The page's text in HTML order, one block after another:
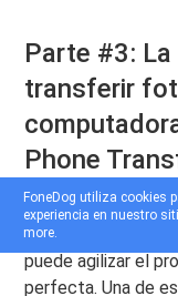
Parte #3:
transferir
Phone
Cuando se trata
computadora
puede agilizar el
perfecta. Una de
FoneDog utiliza cookies
experiencia en nuestro
more.